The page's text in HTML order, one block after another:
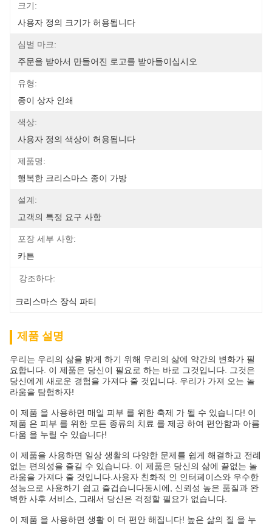
크기:
사용자 정의 크기가 허용됩니다
심벌 마크:
주문을 받아서 만들어진 로고를 받아들이십시오
유형:
종이 상자 인쇄
색상:
사용자 정의 색상이 허용됩니다
제품명:
행복한 크리스마스 종이 가방
설계:
고객의 특정 요구 사항
포장 세부 사항:
카튼
강조하다:
크리스마스 장식 파티
제품 설명
우리는 우리의 삶을 밝게 하기 위해 우리의 삶에 약간의 변화가 필
요합니다. 이 제품은 당신이 필요로 하는 바로 그것입니다. 그것은
당신에게 새로운 경험을 가져다 줄 것입니다. 우리가 가져 오는 놀
라움을 탐험하자!
이 제품 을 사용하면 매일 피부 를 위한 축제 가 될 수 있습니다! 이
제품 은 피부 를 위한 모든 종류의 치료 를 제공 하여 편안함과 아름
다움 을 누릴 수 있습니다!
이 제품을 사용하면 일상 생활의 다양한 문제를 쉽게 해결하고 전례
없는 편의성을 즐길 수 있습니다. 이 제품은 당신의 삶에 끝없는 놀
라움을 가져다 줄 것입니다.사용자 친화적 인 인터페이스와 우수한
성능으로 사용하기 쉽고 즐겁습니다동시에, 신뢰성 높은 품질과 완
벽한 사후 서비스, 그래서 당신은 걱정할 필요가 없습니다.
이 제품 을 사용하면 생활 이 더 편안 해집니다! 높은 삶의 질 을 누